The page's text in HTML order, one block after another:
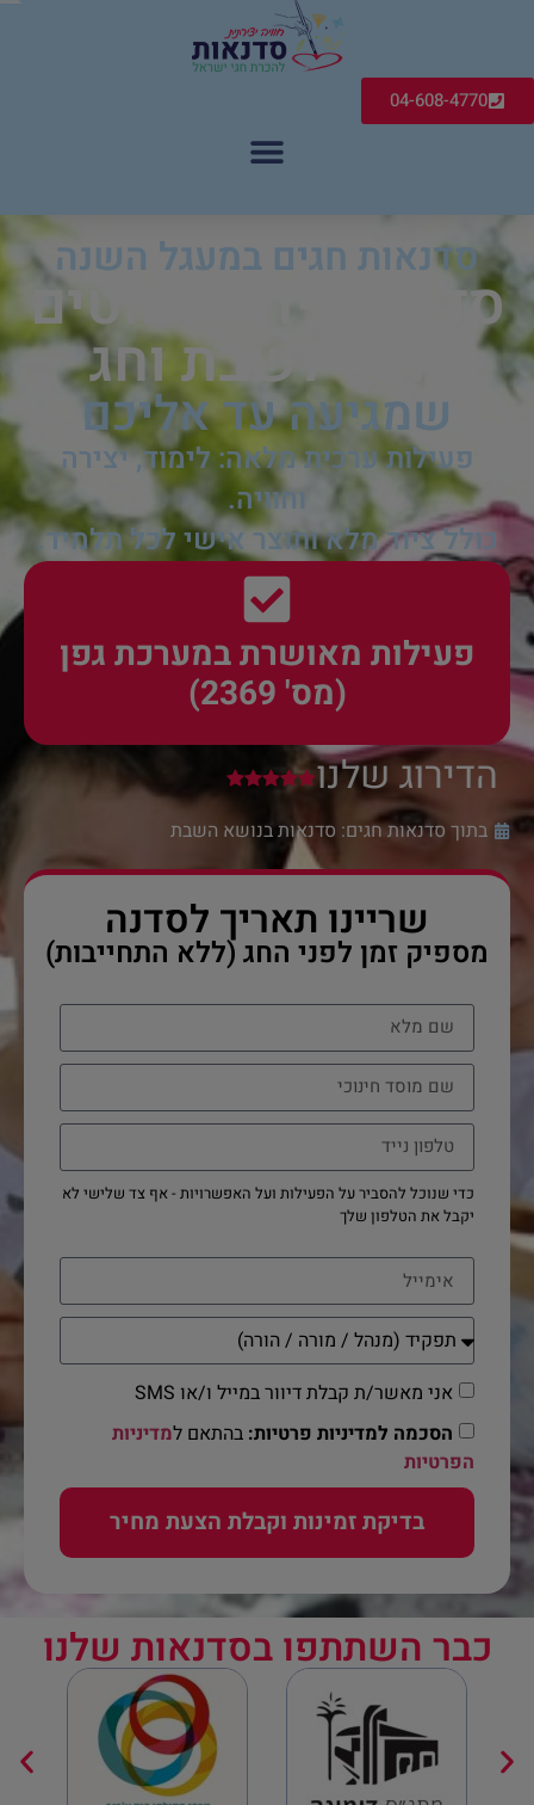
04-608-4770
סדנאות חגים במעגל השנה
סדנת יצירת פמוטים
מעץ לשבת וחג
שמגיעה עד אליכם
פעילות ערכית מלאה: לימוד, יצירה
וחוויה.
כולל ציוד מלא ותוצר אישי לכל תלמיד.
פעילות מאושרת במערכת גפן
(מס' 2369)
הדירוג שלנו
בתוך סדנאות חגים: סדנאות בנושא השבת
שריינו תאריך לסדנה
מספיק זמן לפני החג (ללא התחייבות)
כדי שנוכל להסביר על הפעילות ועל האפשרויות - אף צד שלישי לא
יקבל את הטלפון שלך
אני מאשר/ת קבלת דיוור במייל ו/או SMS
הסכמה למדיניות פרטיות: בהתאם למדיניות
הפרטיות
בדיקת זמינות וקבלת הצעת מחיר
כבר השתתפו בסדנאות שלנו